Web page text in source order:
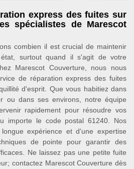
express des fuites sur
spécialistes de Marescot
combien il est crucial de maintenir
surtout quand il s'agit de votre
Marescot Couverture, nous nous
de réparation express des fuites
d'esprit. Que vous habitiez dans
ou dans ses environs, notre équipe
rapidement pour résoudre vos
importe le code postal 61240. Nos
expérience et d'une expertise
de pointe pour garantir des
Ne laissez pas une petite fuite
contactez Marescot Couverture dès